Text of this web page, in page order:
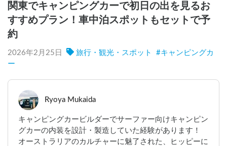
関東でキャンピングカーで初日の出を見るお
すすめプラン！車中泊スポットもセットで予
約
2026年2月25日 旅行・観光・スポット #キャンピングカ
ー
Ryoya Mukaida
キャンピングカービルダーでサーファー向けキャンピン
グカーの内装を設計・製造していた経験があります！
オーストラリアのカルチャーに魅了された、ヒッピーに